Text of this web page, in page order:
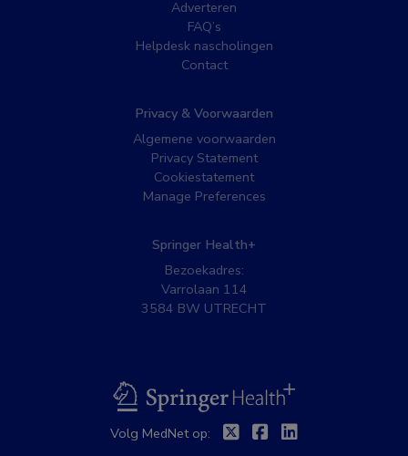
Adverteren
FAQ’s
Helpdesk nascholingen
Contact
Privacy & Voorwaarden
Algemene voorwaarden
Privacy Statement
Cookiestatement
Manage Preferences
Springer Health+
Bezoekadres:
Varrolaan 114
3584 BW UTRECHT
BSL
Volg MedNet op: TwitterFacebook
Linkedin